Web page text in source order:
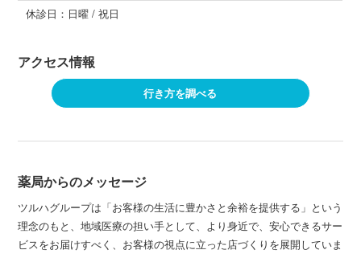
休診日：日曜 / 祝日
アクセス情報
行き方を調べる
薬局からのメッセージ
ツルハグループは「お客様の生活に豊かさと余裕を提供する」という
理念のもと、地域医療の担い手として、より身近で、安心できるサー
ビスをお届けすべく、お客様の視点に立った店づくりを展開していま